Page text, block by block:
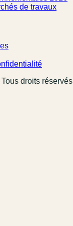
de travaux
droits réservés